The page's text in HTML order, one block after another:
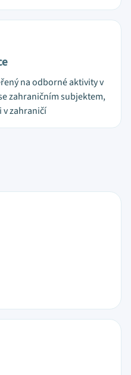
na odborné aktivity v
zahraničním subjektem,
v zahraničí